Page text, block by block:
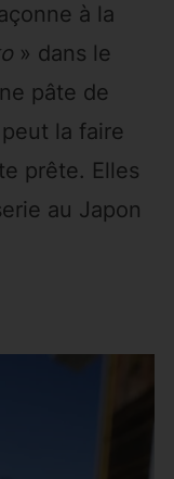
à la
» dans le
pâte de
la faire
prête. Elles
au Japon